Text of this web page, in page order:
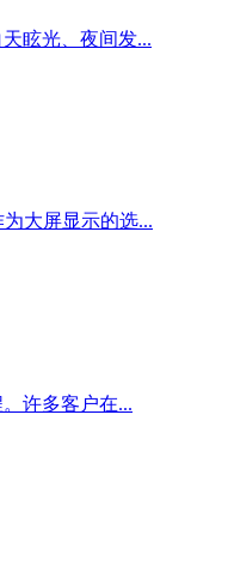
眩光、夜间发...
大屏显示的选...
许多客户在...